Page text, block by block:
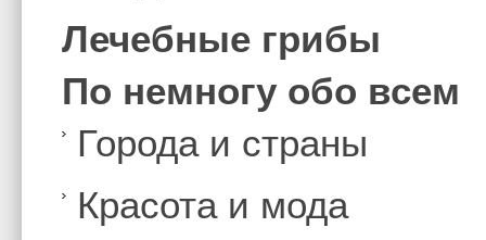
Лечебные грибы
По немногу обо всем
Города и страны
Красота и мода